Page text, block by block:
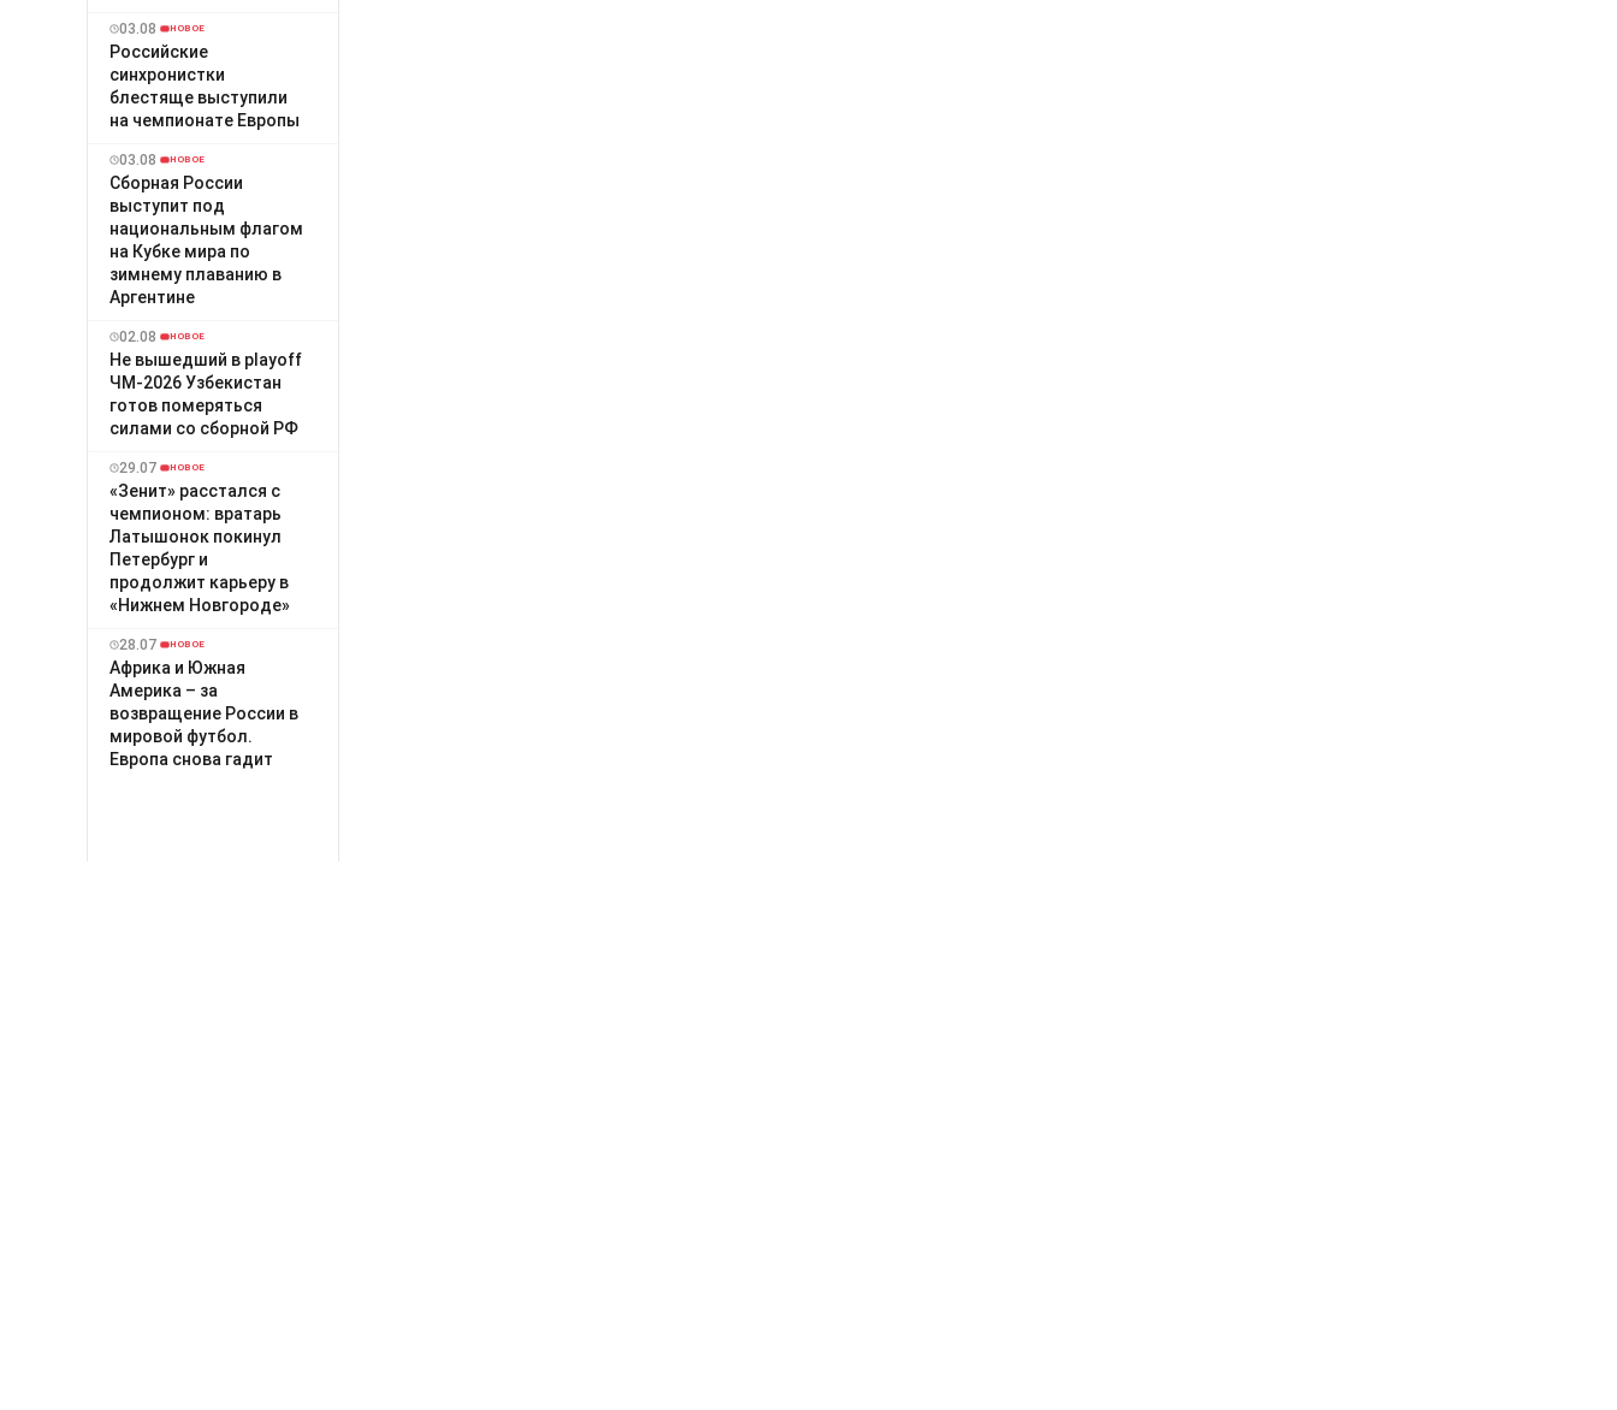
03.08 НОВОЕ
Российские
синхронистки
блестяще выступили
на чемпионате Европы
03.08 НОВОЕ
Сборная России
выступит под
национальным флагом
на Кубке мира по
зимнему плаванию в
Аргентине
02.08 НОВОЕ
Не вышедший в playoff
ЧМ-2026 Узбекистан
готов померяться
силами со сборной РФ
29.07 НОВОЕ
«Зенит» расстался с
чемпионом: вратарь
Латышонок покинул
Петербург и
продолжит карьеру в
«Нижнем Новгороде»
28.07 НОВОЕ
Африка и Южная
Америка – за
возвращение России в
мировой футбол.
Европа снова гадит